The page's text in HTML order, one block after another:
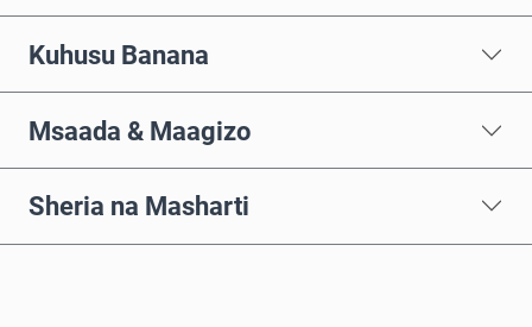
Kuhusu Banana
Msaada & Maagizo
Sheria na Masharti